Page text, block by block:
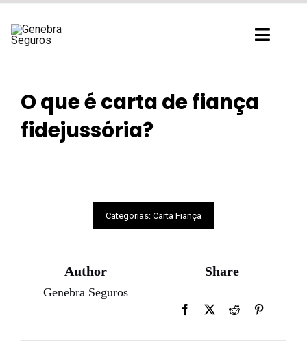
para
O que é carta de fiança
fidejussória?
Categorias: Carta Fiança
Author
Genebra Seguros
Share